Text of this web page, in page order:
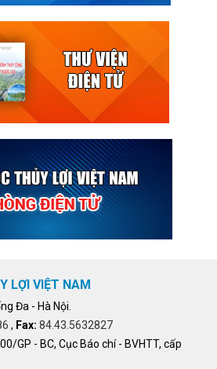
LỢI VIỆT NAM
Đa - Hà Nội.
, Fax: 84.43.5632827
GP - BC, Cục Báo chí - BVHTT, cấp